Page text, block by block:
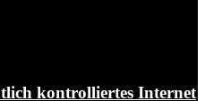
kontrolliertes Internet